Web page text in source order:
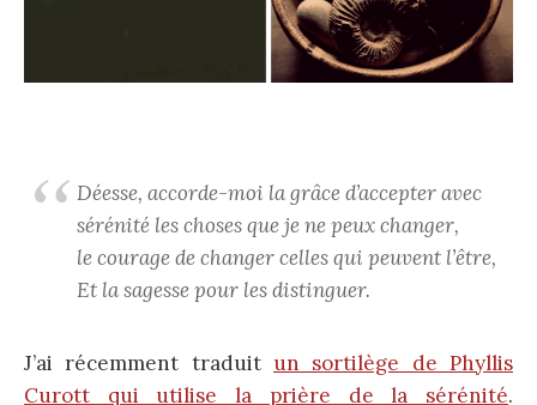
Déesse, accorde-moi la grâce d’accepter avec
sérénité les choses que je ne peux changer,
le courage de changer celles qui peuvent l’être,
Et la sagesse pour les distinguer.
J’ai récemment traduit un sortilège de Phyllis
Curott qui utilise la prière de la sérénité.